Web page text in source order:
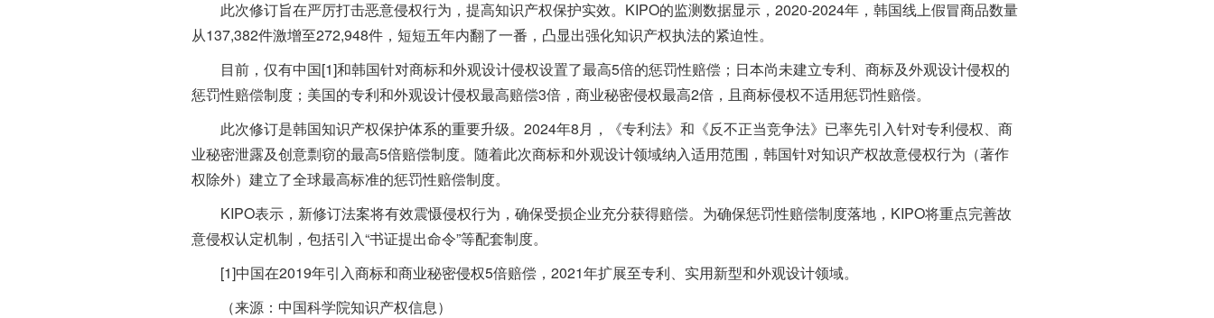
此次修订旨在严厉打击恶意侵权行为，提高知识产权保护实效。KIPO的监测数据显示，2020-2024年，韩国线上假冒商品数量
从137,382件激增至272,948件，短短五年内翻了一番，凸显出强化知识产权执法的紧迫性。
目前，仅有中国[1]和韩国针对商标和外观设计侵权设置了最高5倍的惩罚性赔偿；日本尚未建立专利、商标及外观设计侵权的
惩罚性赔偿制度；美国的专利和外观设计侵权最高赔偿3倍，商业秘密侵权最高2倍，且商标侵权不适用惩罚性赔偿。
此次修订是韩国知识产权保护体系的重要升级。2024年8月，《专利法》和《反不正当竞争法》已率先引入针对专利侵权、商
业秘密泄露及创意剽窃的最高5倍赔偿制度。随着此次商标和外观设计领域纳入适用范围，韩国针对知识产权故意侵权行为（著作
权除外）建立了全球最高标准的惩罚性赔偿制度。
KIPO表示，新修订法案将有效震慑侵权行为，确保受损企业充分获得赔偿。为确保惩罚性赔偿制度落地，KIPO将重点完善故
意侵权认定机制，包括引入“书证提出命令”等配套制度。
[1]中国在2019年引入商标和商业秘密侵权5倍赔偿，2021年扩展至专利、实用新型和外观设计领域。
（来源：中国科学院知识产权信息）